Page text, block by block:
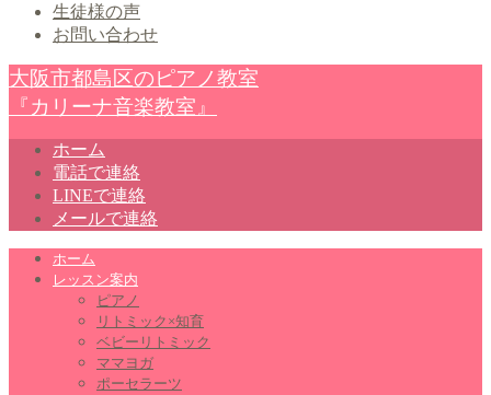
生徒様の声
お問い合わせ
大阪市都島区のピアノ教室
『カリーナ音楽教室』
ホーム
電話で連絡
LINEで連絡
メールで連絡
ホーム
レッスン案内
ピアノ
リトミック×知育
ベビーリトミック
ママヨガ
ポーセラーツ